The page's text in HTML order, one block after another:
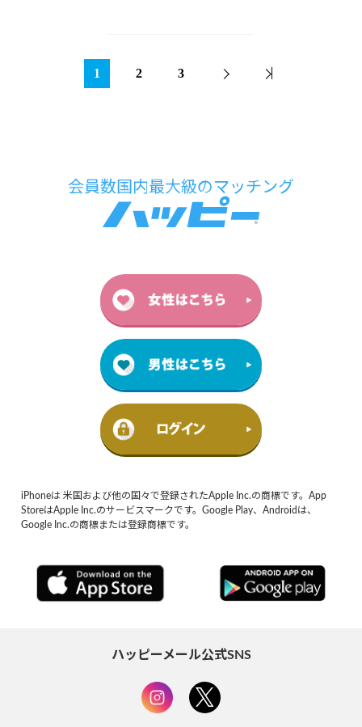
1 2 3
iPhoneは 米国および他の国々で登録されたApple Inc.の商標です。App
StoreはApple Inc.のサービスマークです。Google Play、Androidは、
Google Inc.の商標または登録商標です。
ハッピーメール公式SNS